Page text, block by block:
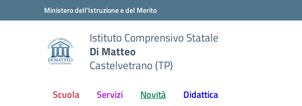
Vai ai contenuti
Vai al menu di navigazioneMinistero dell'Istruzione e del Merito
Istituto Comprensivo Statale
Di Matteo
Castelvetrano (TP)
Scuola Servizi Novità Didattica